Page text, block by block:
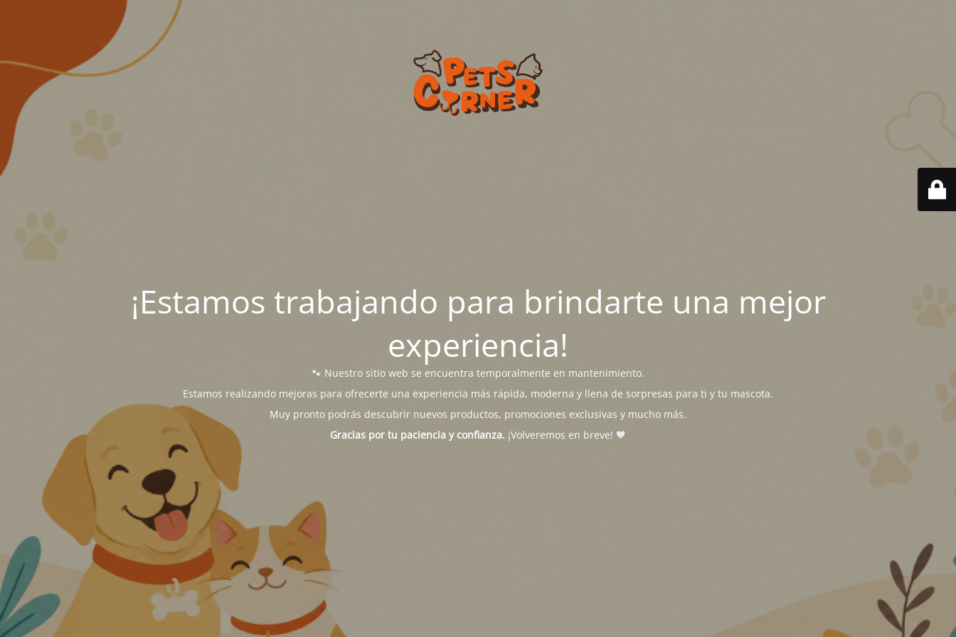
¡Estamos trabajando para brindarte una mejor
experiencia!
🐾 Nuestro sitio web se encuentra temporalmente en mantenimiento.
Estamos realizando mejoras para ofrecerte una experiencia más rápida, moderna y llena de sorpresas para ti y tu mascota.
Muy pronto podrás descubrir nuevos productos, promociones exclusivas y mucho más.
Gracias por tu paciencia y confianza. ¡Volveremos en breve! 🧡